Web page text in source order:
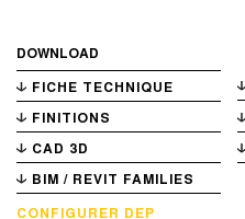
DOWNLOAD
FICHE TECHNIQUE
FINITIONS
CAD 3D
BIM / REVIT FAMILIES
CONFIGURER DEP